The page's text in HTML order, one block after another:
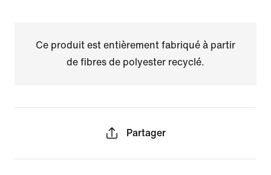
Ce produit est entièrement fabriqué à partir
de fibres de polyester recyclé.
Partager